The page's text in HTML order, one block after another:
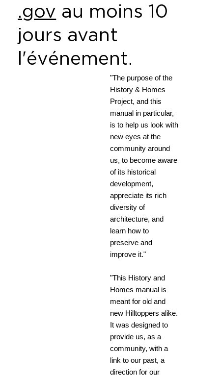
.gov au moins 10
jours avant
l'événement.
"The purpose of the
History & Homes
Project, and this
manual in particular,
is to help us look with
new eyes at the
community around
us, to become aware
of its historical
development,
appreciate its rich
diversity of
architecture, and
learn how to
preserve and
improve it."
"This History and
Homes manual is
meant for old and
new Hilltoppers alike.
It was designed to
provide us, as a
community, with a
link to our past, a
direction for our